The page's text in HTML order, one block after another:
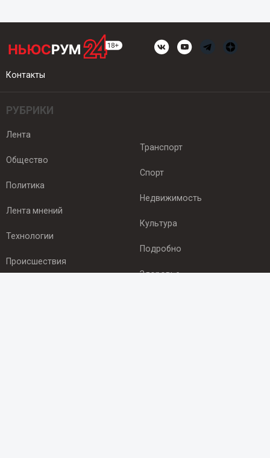
Контакты
РУБРИКИ
Лента
Общество
Политика
Лента мнений
Технологии
Происшествия
Транспорт
Спорт
Недвижимость
Культура
Подробно
Здоровье